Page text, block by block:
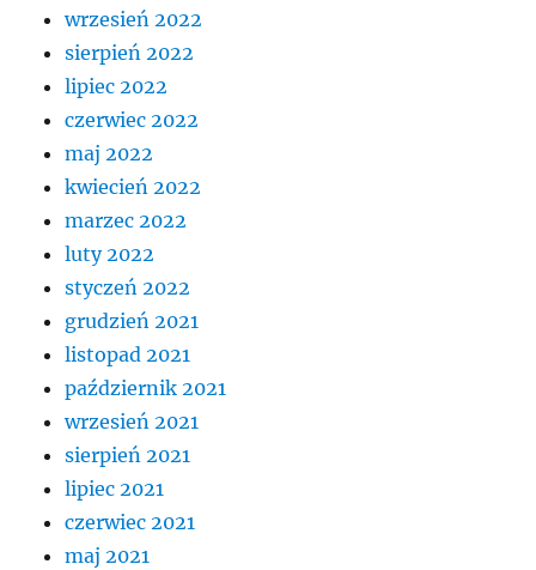
wrzesień 2022
sierpień 2022
lipiec 2022
czerwiec 2022
maj 2022
kwiecień 2022
marzec 2022
luty 2022
styczeń 2022
grudzień 2021
listopad 2021
październik 2021
wrzesień 2021
sierpień 2021
lipiec 2021
czerwiec 2021
maj 2021